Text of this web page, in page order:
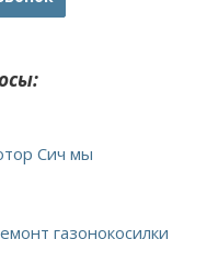
Сич мы
газонокосилки